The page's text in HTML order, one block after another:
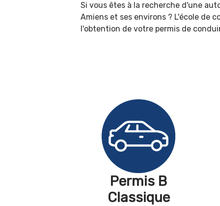
Si vous êtes à la recherche d'une
Amiens et ses environs ? L'école de
l'obtention de votre permis de
Permis B
Classique